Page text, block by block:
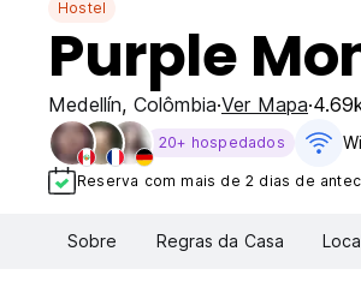
Hostel
Purple
Medellín, Colômbia Ver Mapa
20+ hospedados
Reserva com mais de 2 dias de
Sobre Regras da Casa